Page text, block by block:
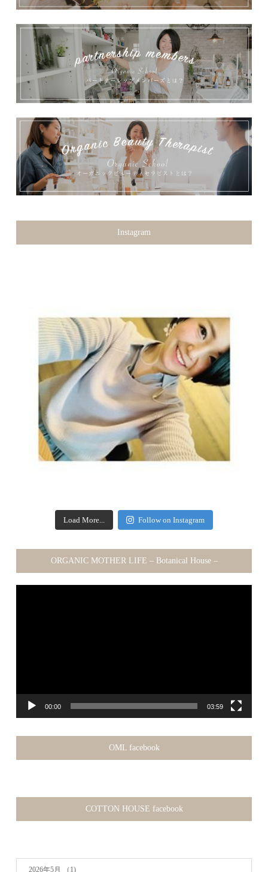
Instagram
Load More... Follow on Instagram
ORGANIC MOTHER LIFE – Botanical House –
00:00 03:59
OML facebook
COTTON HOUSE facebook
2026年5月 （1)